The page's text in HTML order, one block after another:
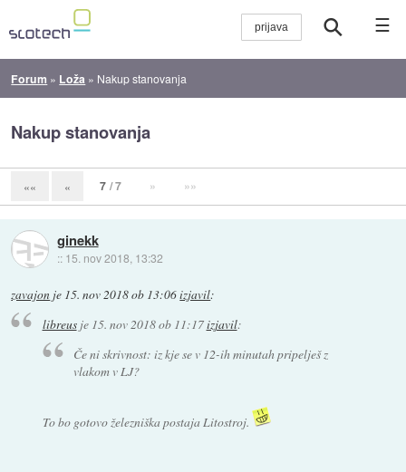
☰
Forum » Loža » Nakup stanovanja
Nakup stanovanja
«« « 7 / 7 » »»
ginekk
:: 15. nov 2018, 13:32
zavajon je 15. nov 2018 ob 13:06izjavil:
libreusje 15. nov 2018 ob 11:17izjavil:
Če ni skrivnost: iz kje se v 12-ih minutah pripelješ z
vlakom v LJ?
To bo gotovo železniška postaja Litostroj.